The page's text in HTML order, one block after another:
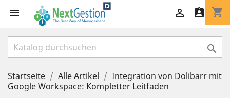
 shopping_cart
 

Startseite Alle Artikel
Integration von Dolibarr mit
Google Workspace: Kompletter Leitfaden